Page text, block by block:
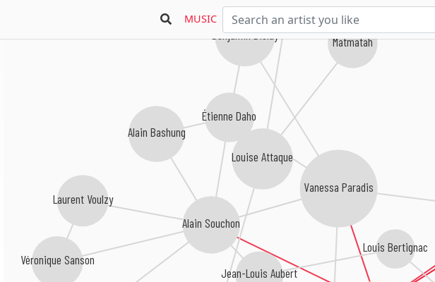
MUSIC
Vanessa Paradis
Alain Souchon
Étienne Daho
Laurent Voulzy
Benjamin Biolay
Louis Bertignac
Alain Bashung
Jean-Louis Aubert
Louise Attaque
Gaëtan Roussel
Véronique Sanson
Matmatah